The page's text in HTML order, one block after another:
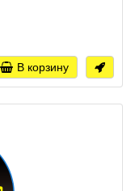
В корзину